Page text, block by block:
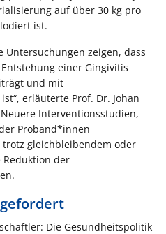
auf über 30 kg pro
ist.
Untersuchungen zeigen, dass
einer Gingivitis
und mit
erläuterte Prof. Dr. Johan
Interventionsstudien,
Proband*innen
gleichbleibendem oder
der
Die Gesundheitspolitik